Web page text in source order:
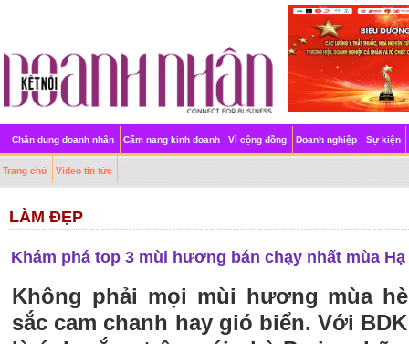
Chân dung doanh nhân Cẩm nang kinh doanh Vì cộng đồng Doanh nghiệp Sự kiện
Trang chủ Video tin tức
LÀM ĐẸP
Khám phá top 3 mùi hương bán chạy nhất mùa
Không phải mọi mùi hương mùa
sắc cam chanh hay gió biển. Với